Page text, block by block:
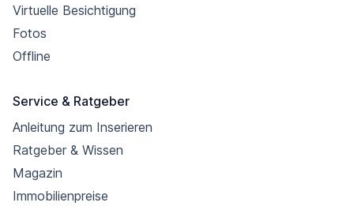
Virtuelle Besichtigung
Fotos
Offline
Service & Ratgeber
Anleitung zum Inserieren
Ratgeber & Wissen
Magazin
Immobilienpreise